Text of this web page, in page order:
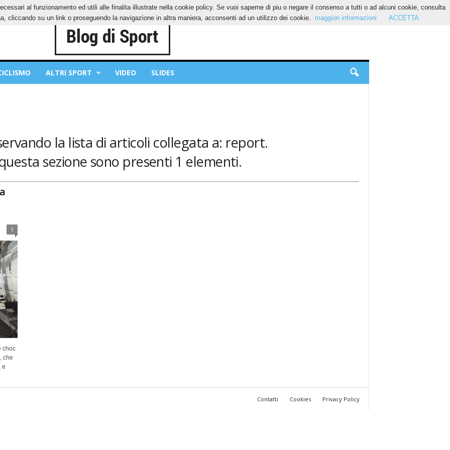
PRIVACY POLICY
ALTRI SPORT VIDEO SLIDES
la lista di articoli collegata a: report.
sezione sono presenti 1 elementi.
1
choc
che
e
Contatti Cookies Privacy Policy
al funzionamento ed utili alle finalita illustrate nella cookie policy. Se vuoi saperne di piu o negare il consenso a tutti o ad alcuni cookie, consulta
cliccando su un link o proseguendo la navigazione in altra maniera, acconsenti ad un utilizzo dei cookie.
maggiori informazioni ACCETTA